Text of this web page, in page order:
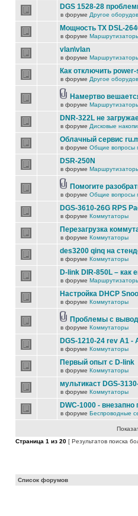
DGS 1528-28
в форуме Другое
Мощность TX DSL-
в форуме
vlan\vlan
в форуме
Как отключить
в форуме Другое
Намертво
в форуме
DNR-322L не
в форуме Дисковые
Облачный сервис
в форуме Общие вопросы
DSR-250N
в форуме
Помогите
в форуме Общие вопросы
DGS-3610-26G RPS
в форуме Коммутаторы
Перезагрузка
в форуме Коммутаторы
des3200 qinq на
в форуме Коммутаторы
D-link DIR-850L – как
в форуме
Настройка DHCP
в форуме Коммутаторы
Проблемы с
в форуме Коммутаторы
DGS-1210-24 rev A1 -
в форуме Коммутаторы
Первый опыт с D-link
в форуме Коммутаторы
мультикаст DGS-
в форуме Коммутаторы
DWC-1000 -
в форуме Беспроводные
Страница 1 из 20 [ Результатов поиска
Список форумов